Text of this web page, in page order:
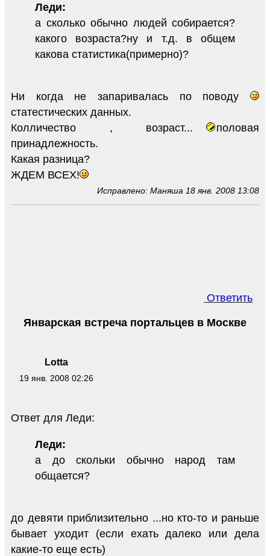
Леди:
а сколько обычно людей собирается?
какого возраста?ну и т.д. в общем
какова статистика(примерно)?
Ни когда не запаривалась по поводу
статестических данных.
Колличество , возраст...
половая
принадлежность.
Какая разница?
ЖДЕМ ВСЕХ!
Исправлено: Маняша 18 янв. 2008 13:08
Ответить
Lotta
19 янв. 2008 02:26
Январская встреча портальцев в Москве
Ответ для Леди:
Леди:
а до скольки обычно народ там
общается?
до девяти приблизительно ...но кто-то и раньше
бывает уходит (если ехать далеко или дела
какие-то еще есть)